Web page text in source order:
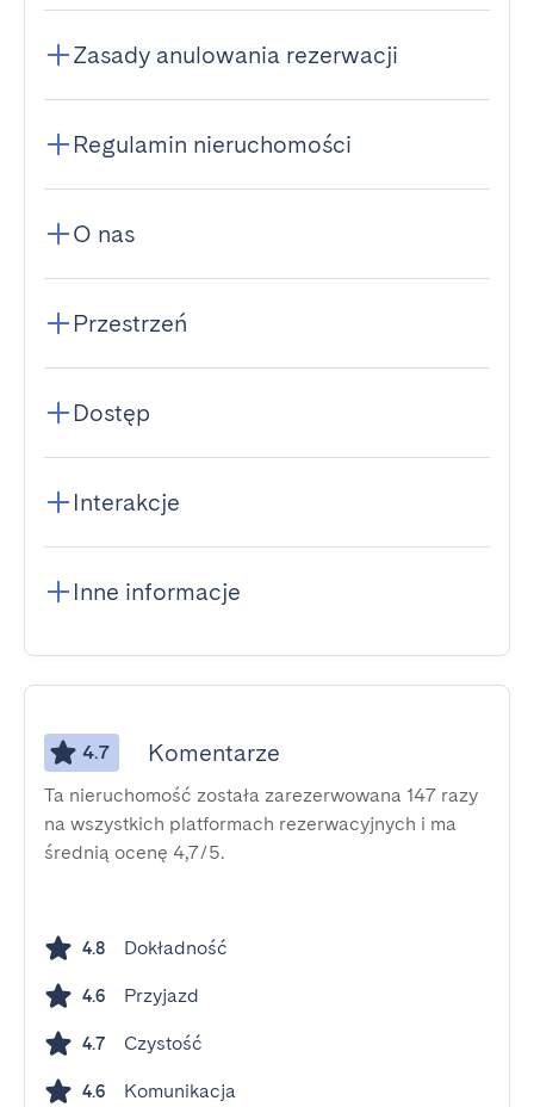
Zasady anulowania rezerwacji
Regulamin nieruchomości
O nas
Przestrzeń
Dostęp
Interakcje
Inne informacje
4.7 Komentarze
Ta nieruchomość została zarezerwowana 147 razy
na wszystkich platformach rezerwacyjnych i ma
średnią ocenę 4,7/5.
4.8 Dokładność
4.6 Przyjazd
4.7 Czystość
4.6 Komunikacja